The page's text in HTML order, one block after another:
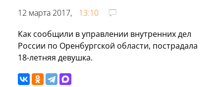
12 марта 2017,
13:10
Как сообщили в управлении внутренних дел
России по Оренбургской области, пострадала
18-летняя девушка.